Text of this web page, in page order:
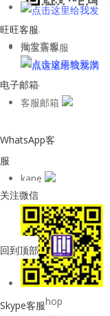
批发客服
旺旺客服
淘宝店客服
电子邮箱
客服邮箱
WhatsApp客
服
kane
关注微信
购物Shop
回到顶部
Skype客服